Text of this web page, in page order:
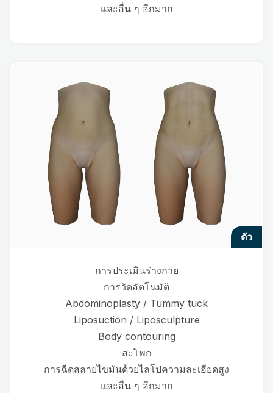
และอื่น ๆ อีกมาก
ตัว
การประเมินร่างกาย
การวัดอัตโนมัติ
Abdominoplasty / Tummy tuck
Liposuction / Liposculpture
Body contouring
สะโพก
การฉีดสลายไขมันด้วยไลโปความละเอียดสูง
และอื่น ๆ อีกมาก